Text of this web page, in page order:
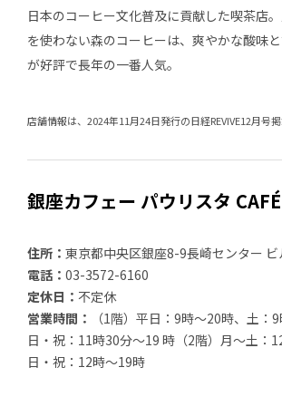
日本のコーヒー文化普及に貢献した喫茶店
を使わない森のコーヒーは、爽やかな酸味
が好評で長年の一番人気。
店舗情報は、2024年11月24日発行の日経REVIVE12月号掲
銀座カフェー パウリスタ
住所： 東京都中央区銀座8-9長崎センター
電話： 03-3572-6160
定休日： 不定休
営業時間：
（1階）平日：9時～20時、土：9
日・祝：11時30分～19 時（2階）月～土：
日・祝：12時～19時